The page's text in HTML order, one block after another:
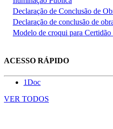
Declaração de Conclusão de
Declaração de conclusão de
Modelo de croqui para
ACESSO RÁPIDO
1Doc
VER TODOS